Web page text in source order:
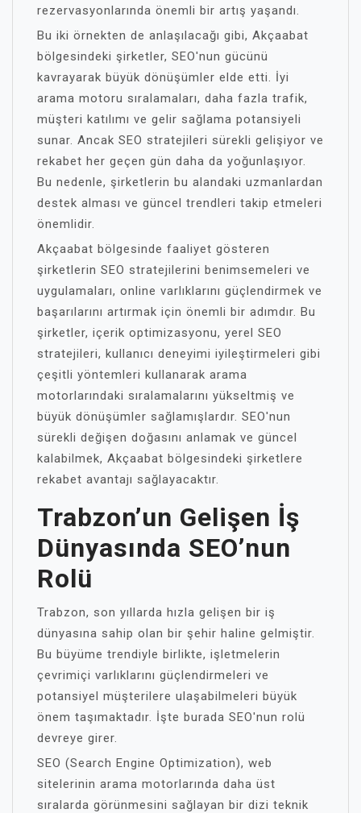
rezervasyonlarında önemli bir artış yaşandı.
Bu iki örnekten de anlaşılacağı gibi, Akçaabat
bölgesindeki şirketler, SEO'nun gücünü
kavrayarak büyük dönüşümler elde etti. İyi
arama motoru sıralamaları, daha fazla trafik,
müşteri katılımı ve gelir sağlama potansiyeli
sunar. Ancak SEO stratejileri sürekli gelişiyor ve
rekabet her geçen gün daha da yoğunlaşıyor.
Bu nedenle, şirketlerin bu alandaki uzmanlardan
destek alması ve güncel trendleri takip etmeleri
önemlidir.
Akçaabat bölgesinde faaliyet gösteren
şirketlerin SEO stratejilerini benimsemeleri ve
uygulamaları, online varlıklarını güçlendirmek ve
başarılarını artırmak için önemli bir adımdır. Bu
şirketler, içerik optimizasyonu, yerel SEO
stratejileri, kullanıcı deneyimi iyileştirmeleri gibi
çeşitli yöntemleri kullanarak arama
motorlarındaki sıralamalarını yükseltmiş ve
büyük dönüşümler sağlamışlardır. SEO'nun
sürekli değişen doğasını anlamak ve güncel
kalabilmek, Akçaabat bölgesindeki şirketlere
rekabet avantajı sağlayacaktır.
Trabzon’un Gelişen İş
Dünyasında SEO’nun
Rolü
Trabzon, son yıllarda hızla gelişen bir iş
dünyasına sahip olan bir şehir haline gelmiştir.
Bu büyüme trendiyle birlikte, işletmelerin
çevrimiçi varlıklarını güçlendirmeleri ve
potansiyel müşterilere ulaşabilmeleri büyük
önem taşımaktadır. İşte burada SEO'nun rolü
devreye girer.
SEO (Search Engine Optimization), web
sitelerinin arama motorlarında daha üst
sıralarda görünmesini sağlayan bir dizi teknik